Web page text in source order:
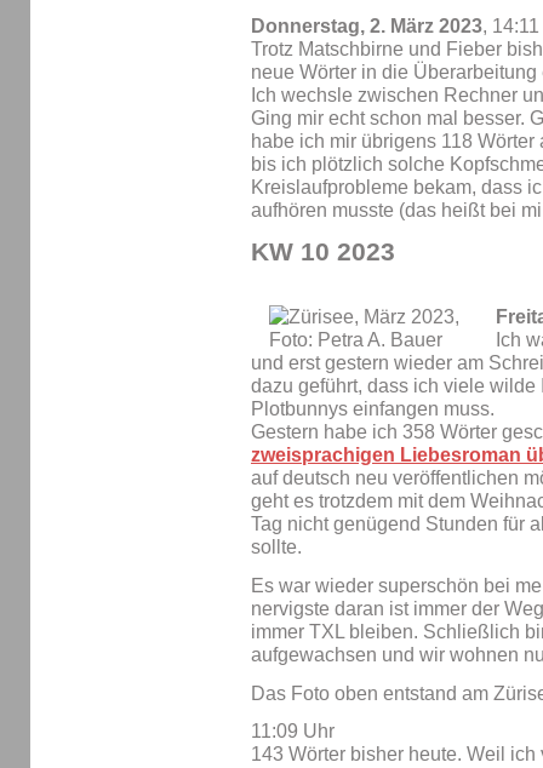
Donnerstag, 2. März 2023,
Trotz Matschbirne und Fieber
neue Wörter in die Überarbeitung
Ich wechsle zwischen Rechner
Ging mir echt schon mal besser.
habe ich mir übrigens 118 Wörter
bis ich plötzlich solche
Kreislaufprobleme bekam, dass
aufhören musste (das heißt bei
KW 10 2023
Ich
und erst gestern wieder am
dazu geführt, dass ich viele
Plotbunnys einfangen muss.
Gestern habe ich 358 Wörter
zweisprachigen Liebesroman
auf deutsch neu veröffentlichen
geht es trotzdem mit dem
Tag nicht genügend Stunden für
sollte.
Es war wieder superschön bei
nervigste daran ist immer der
immer TXL bleiben. Schließlich
aufgewachsen und wir wohnen
Das Foto oben entstand am
11:09 Uhr
143 Wörter bisher heute. Weil